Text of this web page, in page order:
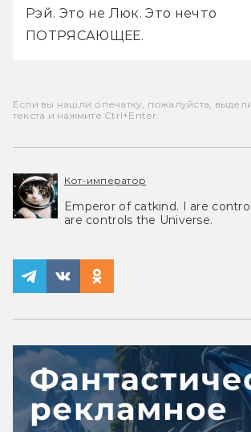
Рэй. Это не Люк. Это нечто
ПОТРЯСАЮЩЕЕ.
Если вы нашли опечатку, пожалуйста,
текста и нажмите Ctrl+Enter.
Кот-император
Emperor of catkind. I are
are controls the Universe.